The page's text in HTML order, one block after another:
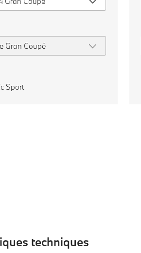
Gran Coupé
Sport
techniques